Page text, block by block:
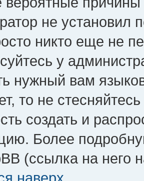
не установил
никто еще не
у
нужный вам
то не
создать и
Более
(ссылка на него
наверх